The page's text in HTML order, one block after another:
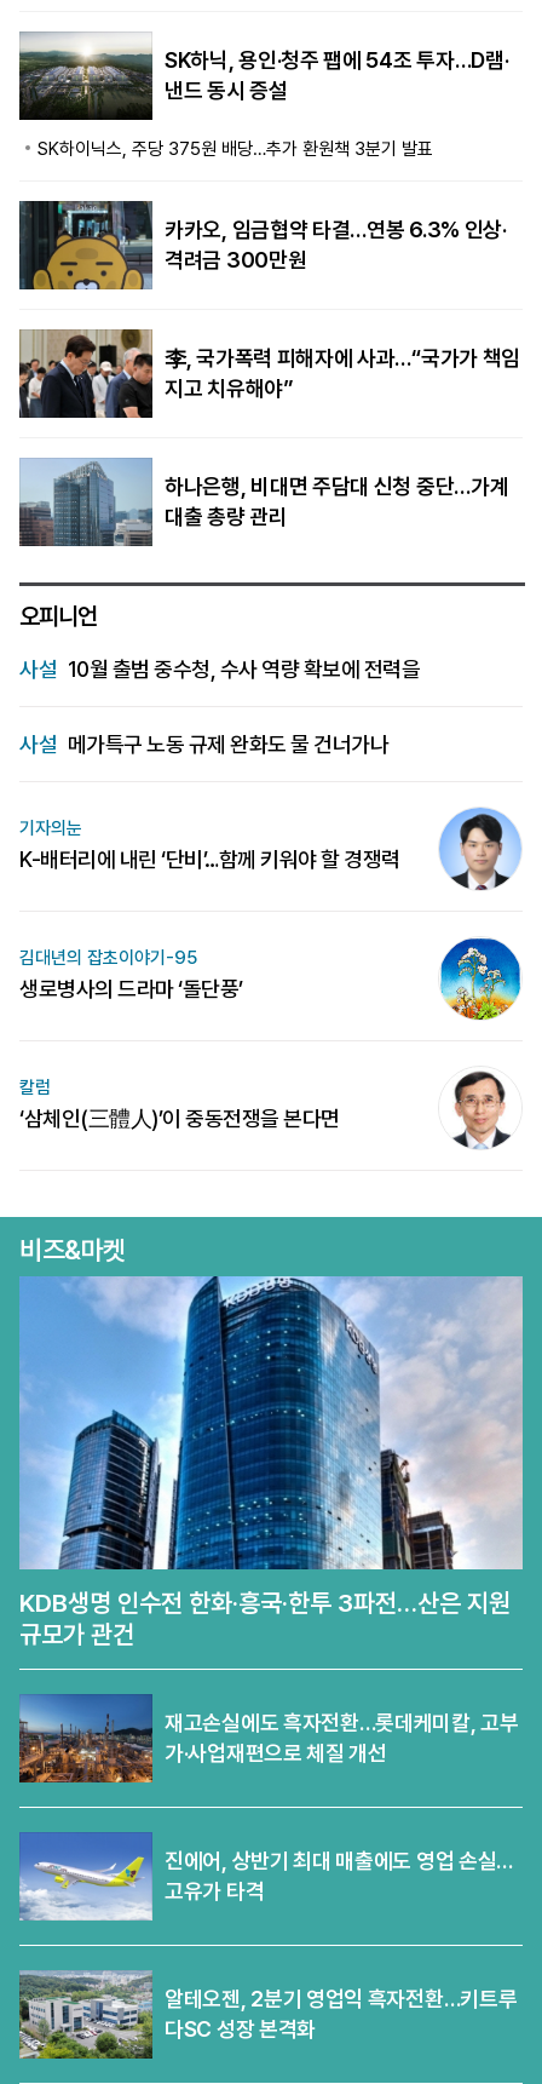
SK하닉, 용인·청주 팹에 54조 투자…D램·
낸드 동시 증설
SK하이닉스, 주당 375원 배당…추가 환원책 3분기 발표
카카오, 임금협약 타결…연봉 6.3% 인상·
격려금 300만원
李, 국가폭력 피해자에 사과…“국가가 책임
지고 치유해야”
하나은행, 비대면 주담대 신청 중단…가계
대출 총량 관리
오피니언
사설 10월 출범 중수청, 수사 역량 확보에 전력을
사설 메가특구 노동 규제 완화도 물 건너가나
기자의눈
K-배터리에 내린 ‘단비’…함께 키워야 할 경쟁력
김대년의 잡초이야기-95
생로병사의 드라마 ‘돌단풍’
칼럼
‘삼체인(三體人)’이 중동전쟁을 본다면
비즈&마켓
KDB생명 인수전 한화·흥국·한투 3파전…산은 지원
규모가 관건
재고손실에도 흑자전환…롯데케미칼, 고부
가·사업재편으로 체질 개선
진에어, 상반기 최대 매출에도 영업 손실…
고유가 타격
알테오젠, 2분기 영업익 흑자전환…키트루
다SC 성장 본격화